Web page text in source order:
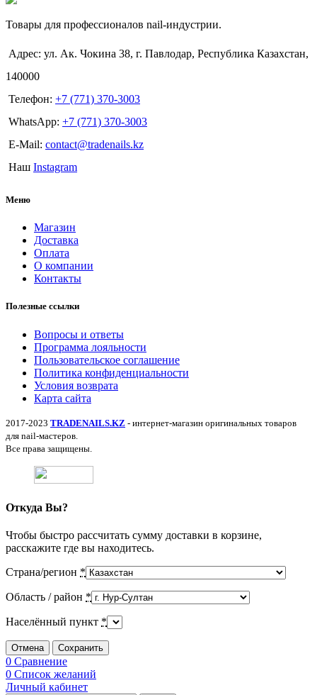
Товары для профессионалов nail-индустрии.
Адрес: ул. Ак. Чокина 38, г. Павлодар, Республика Казахстан,
140000
Телефон: +7 (771) 370-3003
WhatsApp: +7 (771) 370-3003
E-Mail: contact@tradenails.kz
Наш Instagram
Меню
Магазин
Доставка
Оплата
О компании
Контакты
Полезные ссылки
Вопросы и ответы
Программа лояльности
Пользовательское соглашение
Политика конфиденциальности
Условия возврата
Карта сайта
2017-2023 TRADENAILS.KZ - интернет-магазин оригинальных товаров
для nail-мастеров.
Все права защищены.
Откуда Вы?
Чтобы быстро рассчитать сумму доставки в корзине,
расскажите где вы находитесь.
Страна/регион *
Область / район *
Населённый пункт *
Отмена Сохранить
0 Сравнение
0 Список желаний
Личный кабинет